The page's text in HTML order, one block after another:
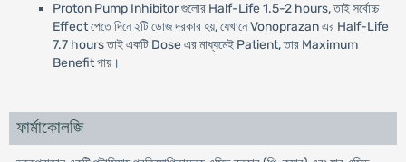
Proton Pump Inhibitor গুলোর Half-Life 1.5-2 hours, তাই সর্বোচ্চ
Effect পেতে দিনে ২টি ডোজ দরকার হয়, যেখানে Vonoprazan এর Half-Life
7.7 hours তাই একটি Dose এর মাধ্যমেই Patient, তার Maximum
Benefit পায়।
ফার্মাকোলজি